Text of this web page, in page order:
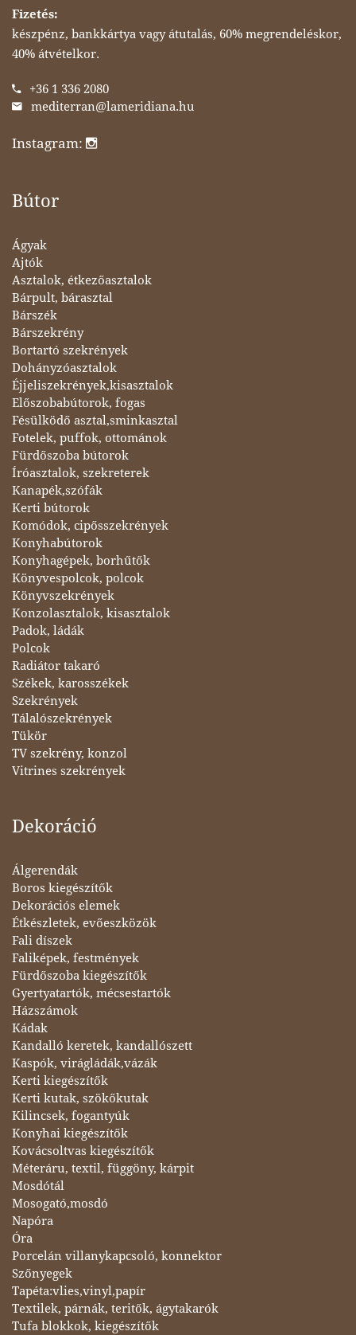
Fizetés:
készpénz, bankkártya vagy átutalás, 60% megrendeléskor,
40% átvételkor.
+36 1 336 2080
mediterran@lameridiana.hu
Instagram:
Bútor
Ágyak
Ajtók
Asztalok, étkezőasztalok
Bárpult, bárasztal
Bárszék
Bárszekrény
Bortartó szekrények
Dohányzóasztalok
Éjjeliszekrények,kisasztalok
Előszobabútorok, fogas
Fésülködő asztal,sminkasztal
Fotelek, puffok, ottománok
Fürdőszoba bútorok
Íróasztalok, szekreterek
Kanapék,szófák
Kerti bútorok
Komódok, cipősszekrények
Konyhabútorok
Konyhagépek, borhűtők
Könyvespolcok, polcok
Könyvszekrények
Konzolasztalok, kisasztalok
Padok, ládák
Polcok
Radiátor takaró
Székek, karosszékek
Szekrények
Tálalószekrények
Tükör
TV szekrény, konzol
Vitrines szekrények
Dekoráció
Álgerendák
Boros kiegészítők
Dekorációs elemek
Étkészletek, evőeszközök
Fali díszek
Faliképek, festmények
Fürdőszoba kiegészítők
Gyertyatartók, mécsestartók
Házszámok
Kádak
Kandalló keretek, kandallószett
Kaspók, virágládák,vázák
Kerti kiegészítők
Kerti kutak, szökőkutak
Kilincsek, fogantyúk
Konyhai kiegészítők
Kovácsoltvas kiegészítők
Méteráru, textil, függöny, kárpit
Mosdótál
Mosogató,mosdó
Napóra
Óra
Porcelán villanykapcsoló, konnektor
Szőnyegek
Tapéta:vlies,vinyl,papír
Textilek, párnák, teritők, ágytakarók
Tufa blokkok, kiegészítők